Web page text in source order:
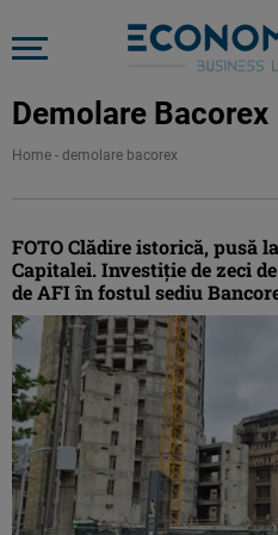
Demolare Bacorex
Home - demolare bacorex
FOTO Clădire istorică, pusă
Capitalei. Investiție de zeci
de AFI în fostul sediu